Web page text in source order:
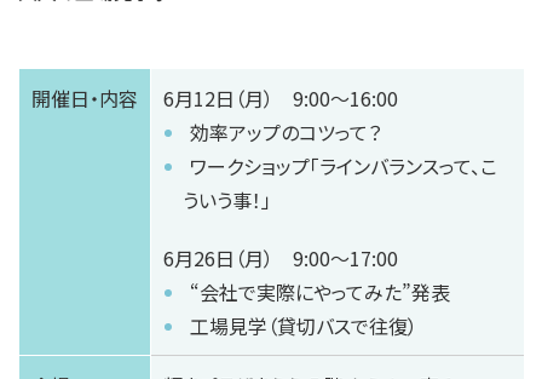
開催日・内容
6月12日（月） 9:00～16:00
効率アップのコツって？
ワークショップ「ラインバランスって、こ
ういう事！」
6月26日（月） 9:00～17:00
“会社で実際にやってみた”発表
工場見学（貸切バスで往復）